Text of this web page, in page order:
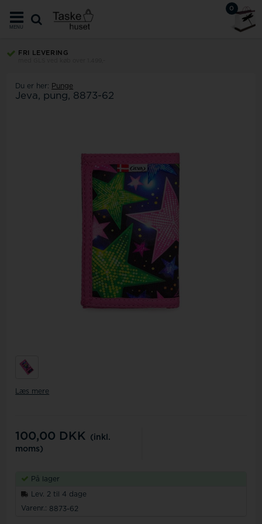
0
MENU
FRI LEVERING
Du er her: Punge
Jeva, pung, 8873-62
Læs mere
100,00 DKK
(inkl.
moms)
På lager
Lev. 2 til 4 dage
Varenr.: 8873-62